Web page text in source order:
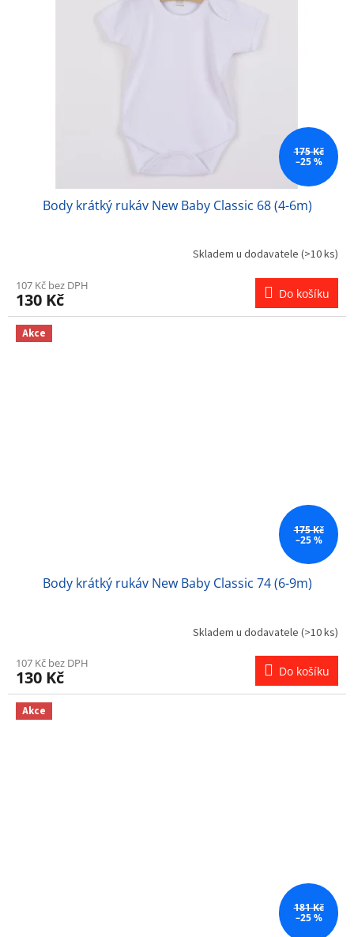
175 Kč
–25 %
Body krátký rukáv New Baby Classic 68 (4-6m)
Skladem u dodavatele (>10 ks)
107 Kč bez DPH
130 Kč Do košíku
Akce
175 Kč
–25 %
Body krátký rukáv New Baby Classic 74 (6-9m)
Skladem u dodavatele (>10 ks)
107 Kč bez DPH
130 Kč Do košíku
Akce
181 Kč
–25 %